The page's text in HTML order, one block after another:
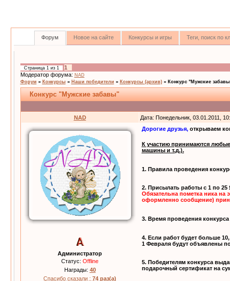
Форум Новое на сайте Конкурсы и игры Теги, поиск по
Страница 1из 1 1
Модератор форума: NAD
Форум » Конкурсы » Наши победители » Конкурсы (архив) » Конкурс "Мужские
Конкурс "Мужские забавы"
NAD Дата: Понедельник, 03.01.2011,
Администратор
Статус: Offline
Награды: 40
Спасибо сказали : 74 раз(а)
Дорогие друзья,открываем
К участию принимаются
машины и т.д.).
1. Правила проведения
2. Присылать работы с 1 по 25
Обязательна пометка ника на
оформленно сообщение)
3. Время проведения
4. Если работ будет больше
1 Февраля будут объявлены
5. Победителям конкурса
подарочный сертификат на